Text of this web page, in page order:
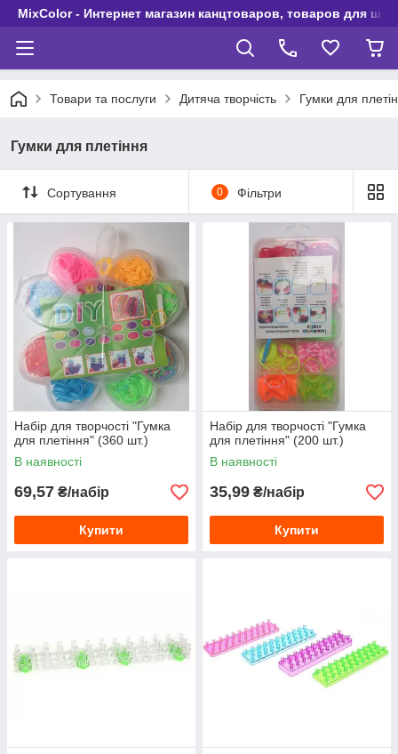
MixColor - Интернет магазин канцтоваров, товаров для
Товари та послуги Дитяча творчість Гумки для
Гумки для плетіння
Сортування 0 Фільтри
Набір для творчості "Гумка
для плетіння" (360 шт.)
В наявності
69,57 ₴/набір
Купити
Набір для творчості "Гумка
для плетіння" (200 шт.)
В наявності
35,99 ₴/набір
Купити